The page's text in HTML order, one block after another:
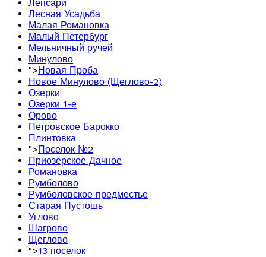
Лепсари
Лесная Усадьба
Малая Романовка
Малый Петербург
Мельничный ручей
Минулово
">Новая Проба
Новое Минулово (Щеглово-2)
Озерки
Озерки 1-е
Орово
Петровское Барокко
Плинтовка
">Поселок №2
Приозерское Дачное
Романовка
Румболово
Румболовское предместье
Старая Пустошь
Углово
Шагрово
Щеглово
">13 поселок